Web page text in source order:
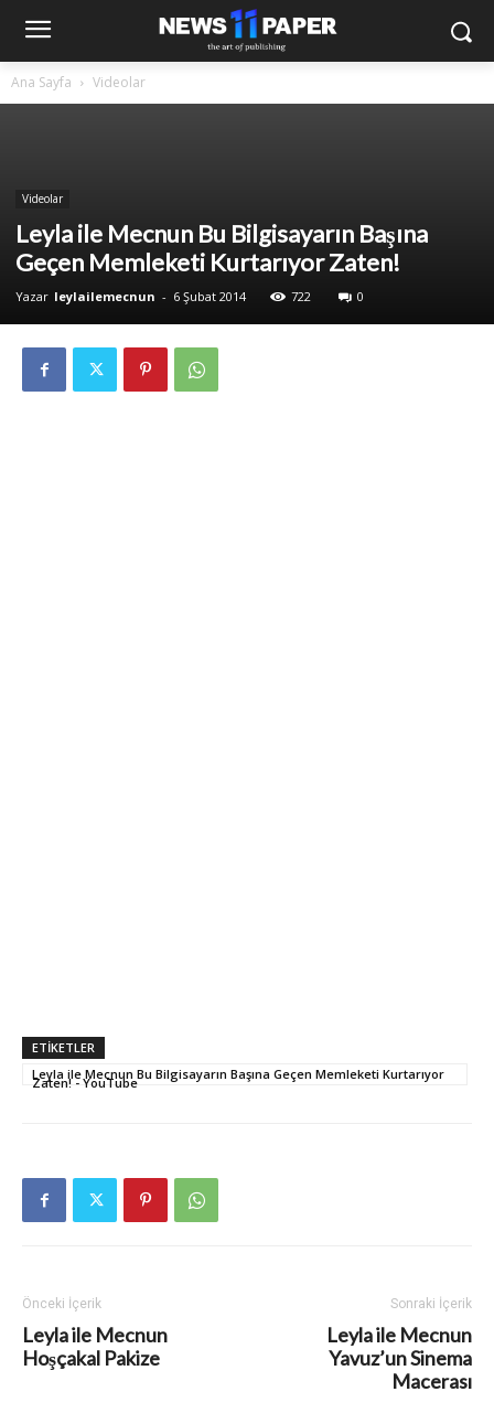
Ana Sayfa Videolar
Videolar
Leyla ile Mecnun Bu Bilgisayarın Başına
Geçen Memleketi Kurtarıyor Zaten!
Yazar leylailemecnun - 6 Şubat 2014 722 0
ETIKETLER
Leyla ile Mecnun Bu Bilgisayarın Başına Geçen Memleketi Kurtarıyor
Zaten! - YouTube
Önceki İçerik
Leyla ile Mecnun
Hoşçakal Pakize
Sonraki İçerik
Leyla ile Mecnun
Yavuz’un Sinema
Macerası